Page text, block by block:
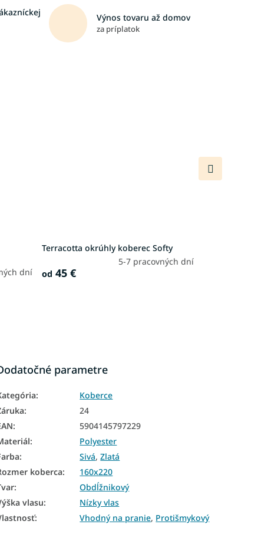
Výnos tovaru až domov
za príplatok
dní
Terracotta okrúhly koberec Softy
5-7 pracovných dní
od 45 €
Ďalší
produkt
parametre
:
Koberce
:
24
:
5904145797229
:
Polyester
: Sivá,Zlatá
koberca:
160x220
:
Obdĺžnikový
vlasu:
Nízky vlas
: Vhodný na pranie, Protišmykový